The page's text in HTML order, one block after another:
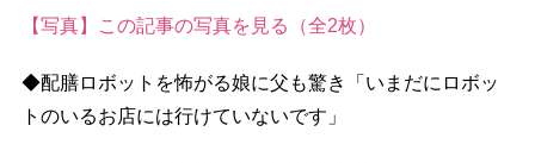
【写真】この記事の写真を見る（全2枚）
◆配膳ロボットを怖がる娘に父も驚き「いまだにロボッ
トのいるお店には行けていないです」